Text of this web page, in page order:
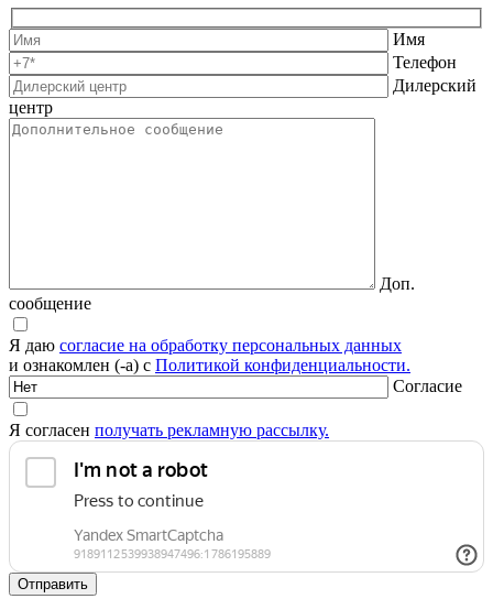
Имя
Телефон
Дилерский
центр
Доп.
сообщение
Я даю согласие на обработку персональных данных
и ознакомлен (-а) с Политикой конфиденциальности.
Согласие
Я согласен получать рекламную рассылку.